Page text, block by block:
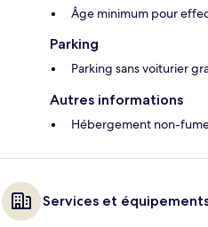
Âge minimum pour
Parking
Parking sans voiturier
Autres informations
Hébergement non-
Services et